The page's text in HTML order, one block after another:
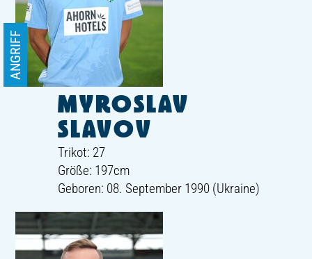
MYROSLAV
SLAVOV
ANGRIFF
Trikot: 27
Größe: 197cm
Geboren: 08. September 1990 (Ukraine)